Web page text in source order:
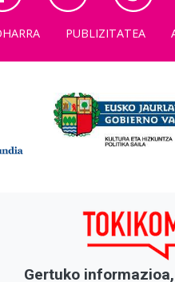
PUBLIZITATEA
Gertuko